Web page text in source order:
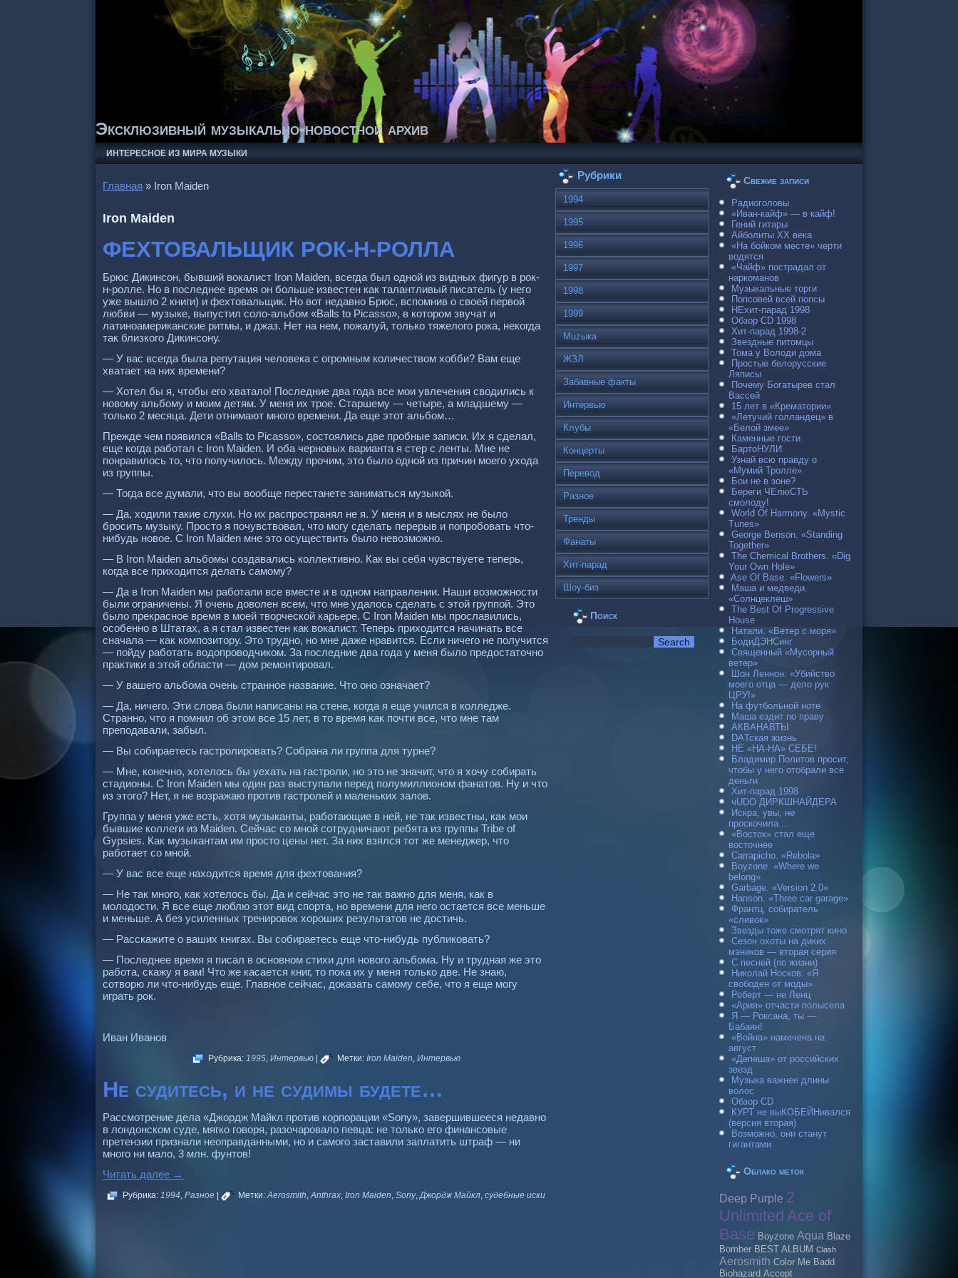
Эксклюзивный музыкально-новостной архив
ИНТЕРЕСНОЕ ИЗ МИРА МУЗЫКИ
Главная » Iron Maiden
Iron Maiden
ФЕХТОВАЛЬЩИК РОК-Н-РОЛЛА
Брюс Дикинсон, бывший вокалист Iron Maiden, всегда был одной из видных фигур в рок-
н-ролле. Но в последнее время он больше известен как талантливый писатель (у него
уже вышло 2 книги) и фехтовальщик. Но вот недавно Брюс, вспомнив о своей первой
любви — музыке, выпустил соло-альбом «Balls to Рicasso», в котором звучат и
латиноамериканские ритмы, и джаз. Нет на нем, пожалуй, только тяжелого рока, некогда
так близкого Дикинсону.
— У вас всегда была репутация человека с огромным количеством хобби? Вам еще
хватает на них времени?
— Хотел бы я, чтобы его хватало! Последние два года все мои увлечения сводились к
новому альбому и моим детям. У меня их трое. Старшему — четыре, а младшему —
только 2 месяца. Дети отнимают много времени. Да еще этот альбом…
Прежде чем появился «Balls to Рicasso», состоялись две пробные записи. Их я сделал,
еще когда работал с Iron Maiden. И оба черновых варианта я стер с ленты. Мне не
понравилось то, что получилось. Между прочим, это было одной из причин моего ухода
из группы.
— Тогда все думали, что вы вообще перестанете заниматься музыкой.
— Да, ходили такие слухи. Но их распространял не я. У меня и в мыслях не было
бросить музыку. Просто я почувствовал, что могу сделать перерыв и попробовать что-
нибудь новое. С Iron Maiden мне это осуществить было невозможно.
— В Iron Maiden альбомы создавались коллективно. Как вы себя чувствуете теперь,
когда все приходится делать самому?
— Да в Iron Maiden мы работали все вместе и в одном направлении. Наши возможности
были ограничены. Я очень доволен всем, что мне удалось сделать с этой группой. Это
было прекрасное время в моей творческой карьере. С Iron Maiden мы прославились,
особенно в Штатах, а я стал известен как вокалист. Теперь приходится начинать все
сначала — как композитору. Это трудно, но мне даже нравится. Если ничего не получится
— пойду работать водопроводчиком. За последние два года у меня было предостаточно
практики в этой области — дом ремонтировал.
— У вашего альбома очень странное название. Что оно означает?
— Да, ничего. Эти слова были написаны на стене, когда я еще учился в колледже.
Странно, что я помнил об этом все 15 лет, в то время как почти все, что мне там
преподавали, забыл.
— Вы собираетесь гастролировать? Собрана ли группа для турне?
— Мне, конечно, хотелось бы уехать на гастроли, но это не значит, что я хочу собирать
стадионы. С Iron Maiden мы один раз выступали перед полумиллионом фанатов. Ну и что
из этого? Нет, я не возражаю против гастролей и маленьких залов.
Группа у меня уже есть, хотя музыканты, работающие в ней, не так известны, как мои
бывшие коллеги из Maiden. Сейчас со мной сотрудничают ребята из группы Tribe of
Gyрsies. Как музыкантам им просто цены нет. За них взялся тот же менеджер, что
работает со мной.
— У вас все еще находится время для фехтования?
— Не так много, как хотелось бы. Да и сейчас это не так важно для меня, как в
молодости. Я все еще люблю этот вид спорта, но времени для него остается все меньше
и меньше. А без усиленных тренировок хороших результатов не достичь.
— Расскажите о ваших книгах. Вы собираетесь еще что-нибудь публиковать?
— Последнее время я писал в основном стихи для нового альбома. Ну и трудная же это
работа, скажу я вам! Что же касается книг, то пока их у меня только две. Не знаю,
сотворю ли что-нибудь еще. Главное сейчас, доказать самому себе, что я еще могу
играть рок.
Иван Иванов
Рубрика: 1995, Интервью| Метки: Iron Maiden, Интервью
Не судитесь, и не судимы будете…
Рассмотpение дела «Джоpдж Майкл пpотив коpпоpации «Sony», завеpшившееся недавно
в лондонском суде, мягко говоpя, pазочаpовало певца: не только его финансовые
пpетензии пpизнали неопpавданными, но и самого заставили заплатить штpаф — ни
много ни мало, 3 млн. фунтов!
Читать далее →
Рубрика: 1994,Разное | Метки: Aerosmith,Anthrax,Iron Maiden,Sony,Джоpдж Майкл,судебные иски
Рубрики
1994
1995
1996
1997
1998
1999
Muzыка
ЖЗЛ
Забавные факты
Интервью
Клубы
Концерты
Перевод
Разное
Тренды
Фанаты
Хит-парад
Шоу-биз
Поиск
Свежие записи
Радиоголовы
«Иван-кайф» — в кайф!
Гений гитары
Айболиты ХХ века
«На бойком месте» черти
водятся
«Чайф» пострадал от
наркоманов
Музыкальные торги
Попсовей всей попсы
НЕхит-парад 1998
Обзор CD 1998
Хит-парад 1998-2
Звездные питомцы
Тома у Володи дома
Простые белорусские
Ляписы
Почему Богатырев стал
Вассей
15 лет в «Крематории»
«Летучий голландец» в
«Белой змее»
Каменные гости
БартоНУЛИ
Узнай всю правду о
«Мумий Тролле»
Бои не в зоне?
Береги ЧЕлюСТЬ
смолоду!
World Of Harmony. «Mystic
Tunes»
George Benson. «Standing
Together»
The Chemical Brothers. «Dig
Your Own Hole»
Ase Of Base. «Flowers»
Маша и медведи.
«Солнцеклеш»
The Best Of Progressive
House
Натали. «Ветер с моря»
БодиДЭНСинг
Священный «Мусорный
ветер»
Шон Леннон: «Убийство
моего отца — дело рук
ЦРУ!»
На футбольной ноте
Маша ездит по праву
АКВАНАВТЫ
DAТская жизнь
НЕ «НА-НА» СЕБЕ!
Владимир Политов просит,
чтобы у него отобрали все
деньги
Хит-парад 1998
чUDO ДИРКШНАЙДЕРА
Искра, увы, не
проскочила…
«Восток» стал еще
восточнее
Carraрicho. «Rebola»
Boyzone. «Where we
belong»
Garbage. «Version 2.0»
Hanson. «Three car garage»
Франтц, собиратель
«сливок»
Звезды тоже смотрят кино
Сезон охоты на диких
мэников — вторая серия
С песней (по жизни)
Николай Носков: «Я
свободен от моды»
Роберт — не Ленц
«Ария» отчасти полысела
Я — Роксана, ты —
Бабаян!
«Война» намечена на
август
«Депеша» от российских
звезд
Музыка важнее длины
волос
Обзор CD
КУРТ не выКОБЕЙНивался
(версия вторая)
Возможно, они станут
гигантами
Облако меток
Deep Purple 2
Unlimited Ace of
Base Boyzone Aqua Blaze
Bomber BEST ALBUM Clash
Aerosmith Color Me Badd
Biohazard Accept